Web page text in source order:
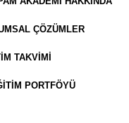
ÇÖZÜMLER
TAKVIMI
PORTFÖYÜ